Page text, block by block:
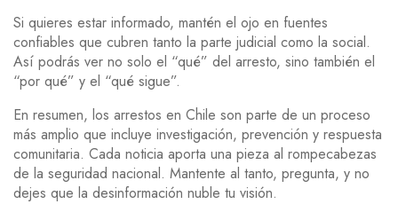
Si quieres estar informado, mantén el ojo en fuentes
confiables que cubren tanto la parte judicial como la social.
Así podrás ver no solo el “qué” del arresto, sino también el
“por qué” y el “qué sigue”.
En resumen, los arrestos en Chile son parte de un proceso
más amplio que incluye investigación, prevención y respuesta
comunitaria. Cada noticia aporta una pieza al rompecabezas
de la seguridad nacional. Mantente al tanto, pregunta, y no
dejes que la desinformación nuble tu visión.